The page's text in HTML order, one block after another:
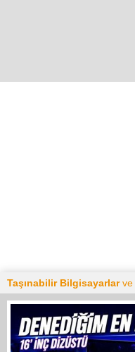
Taşınabilir Bilgisayarlarve